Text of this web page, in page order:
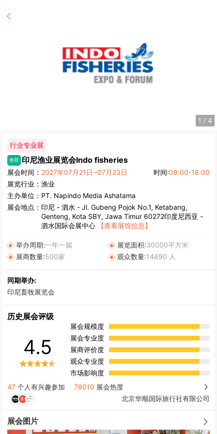
1 / 4
行业专业展
推荐 印尼渔业展览会Indo fisheries
展会时间： 2027年07月21日~07月23日 时间:09:00-18:00
展览行业： 渔业
主办单位： PT. Napindo Media Ashatama
展会地点： 印尼 - 泗水 - Jl. Gubeng Pojok No.1, Ketabang,
Genteng, Kota SBY, Jawa Timur 60272印度尼西亚 -
泗水国际会展中心
【查看展馆信息】
举办周期:一年一届 展览面积:30000平方米
展商数量:500家 观众数量:14890 人
同期举办:
印尼畜牧展览会
历史展会评级
4.5
展会规模度
展会专业度
展商评价度
观众专业度
市场影响度
47 个人有兴趣参加 78010 展会热度
北京华顺国际旅行社有限公司
展会图片